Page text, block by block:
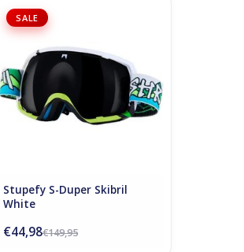
SALE
Shred Stupefy S-Duper Skibril
TOEVOEGEN AAN WINKELWAGEN
Stupefy S-Duper Skibril
White
€149,95
€44,98